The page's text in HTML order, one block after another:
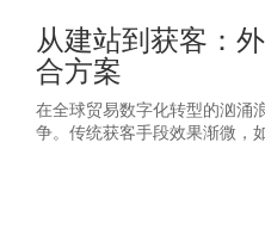
从建站到获客：
合方案
在全球贸易数字化转型的汹涌
争。传统获客手段效果渐微，